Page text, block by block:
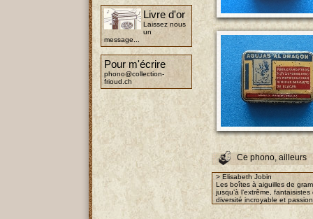
Livre d'or
Laissez nous
un
message...
Pour m'écrire
phono@collection-
frioud.ch
Ce phono, ailleurs
> Elisabeth Jobin
Les boîtes à aiguilles de
jusqu’à l’extrême,
diversité incroyable et